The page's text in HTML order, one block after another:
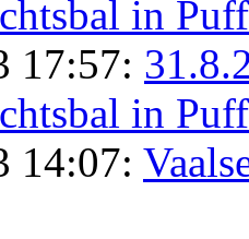
in
17:57:
in
14:07: